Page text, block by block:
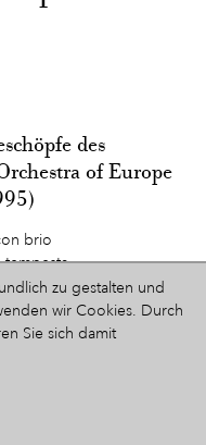
des
of Europe
brio
zu gestalten und
wir Cookies. Durch
Sie sich damit